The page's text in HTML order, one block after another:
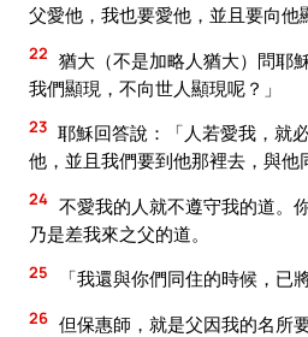
父愛他，我也要愛他，並且要向他
22 猶大（不是加略人猶大）問耶
我們顯現，不向世人顯現呢？」
23 耶穌回答說：「人若愛我，就
他，並且我們要到他那裡去，與他
24 不愛我的人就不遵守我的道。
乃是差我來之父的道。
25 「我還與你們同住的時候，已
26 但保惠師，就是父因我的名所